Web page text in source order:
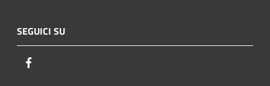
SEGUICI SU